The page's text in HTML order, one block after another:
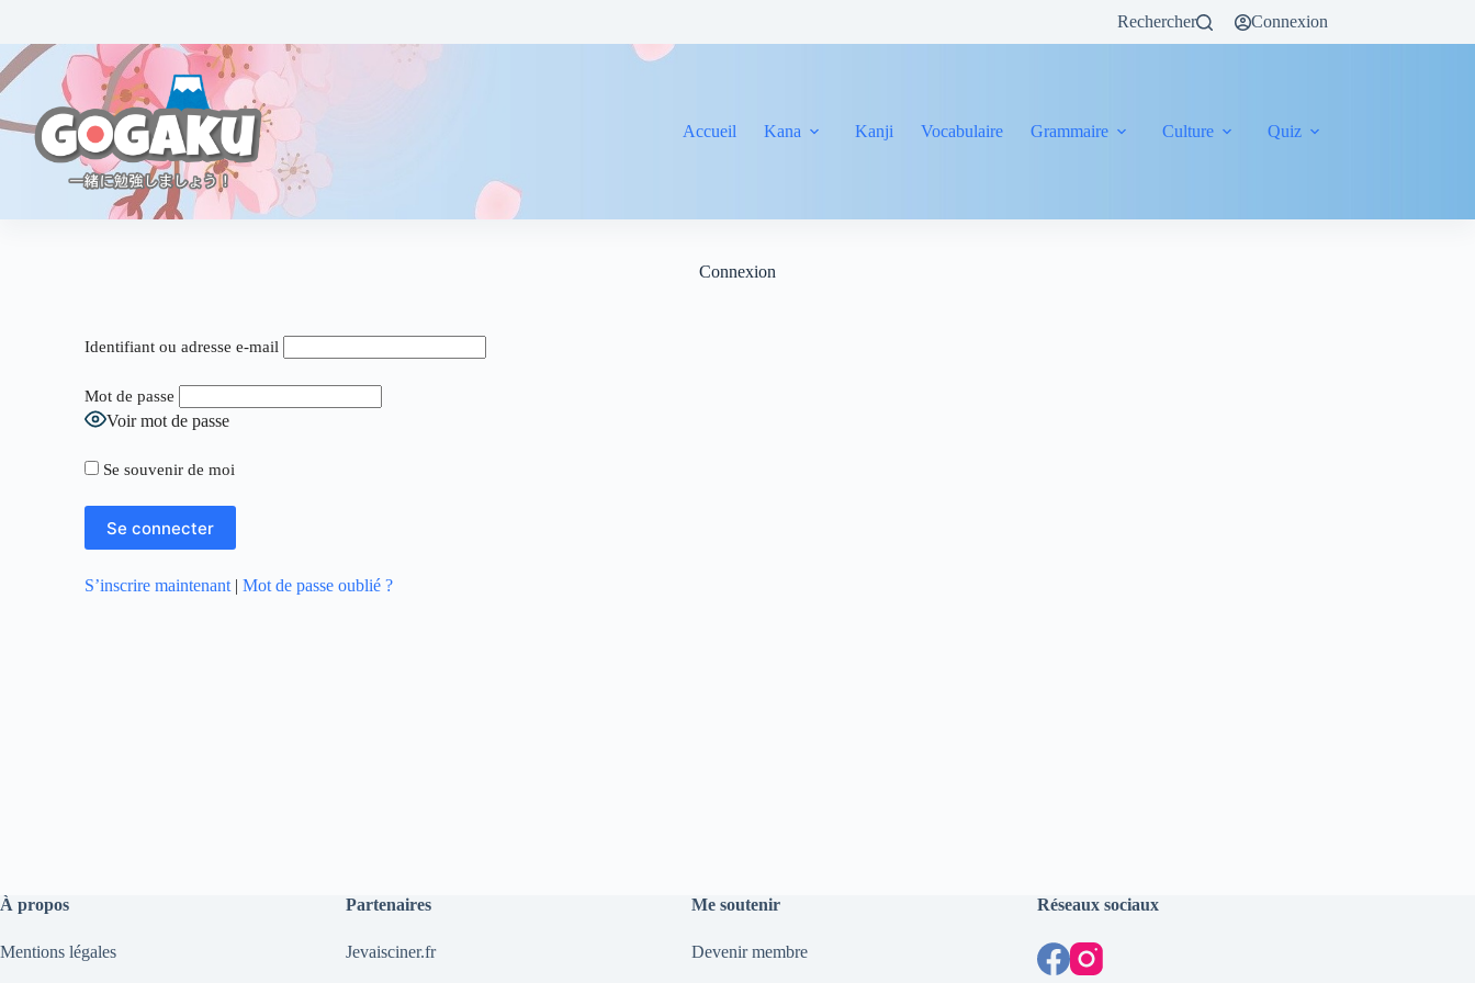
Rechercher Connexion
Accueil Kana Kanji Vocabulaire Grammaire Culture Quiz
Connexion
Identifiant ou adresse e-mail
Mot de passe
Voir mot de passe
Se souvenir de moi
S’inscrire maintenant |Mot de passe oublié ?
À propos
Mentions légales
Partenaires
Jevaisciner.fr
Me soutenir
Devenir membre
Réseaux sociaux